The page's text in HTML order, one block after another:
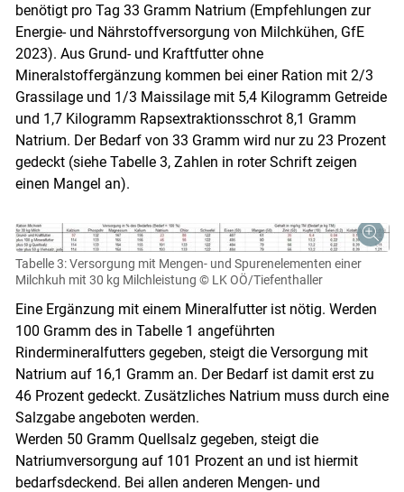
benötigt pro Tag 33 Gramm Natrium (Empfehlungen zur
Energie- und Nährstoffversorgung von Milchkühen, GfE
2023). Aus Grund- und Kraftfutter ohne
Mineralstoffergänzung kommen bei einer Ration mit 2/3
Grassilage und 1/3 Maissilage mit 5,4 Kilogramm Getreide
und 1,7 Kilogramm Rapsextraktionsschrot 8,1 Gramm
Natrium. Der Bedarf von 33 Gramm wird nur zu 23 Prozent
gedeckt (siehe Tabelle 3, Zahlen in roter Schrift zeigen
einen Mangel an).
Tabelle 3: Versorgung mit Mengen- und Spurenelementen einer
Milchkuh mit 30 kg Milchleistung © LK OÖ/Tiefenthaller
Eine Ergänzung mit einem Mineralfutter ist nötig. Werden
100 Gramm des in Tabelle 1 angeführten
Rindermineralfutters gegeben, steigt die Versorgung mit
Natrium auf 16,1 Gramm an. Der Bedarf ist damit erst zu
46 Prozent gedeckt. Zusätzliches Natrium muss durch eine
Salzgabe angeboten werden.
Werden 50 Gramm Quellsalz gegeben, steigt die
Natriumversorgung auf 101 Prozent an und ist hiermit
bedarfsdeckend. Bei allen anderen Mengen- und